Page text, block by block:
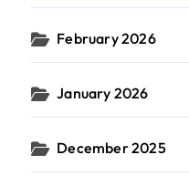
February 2026
January 2026
December 2025